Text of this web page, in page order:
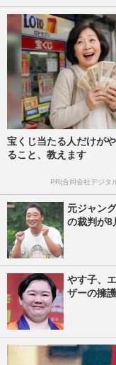
宝くじ当たる人だけが
ること、教えます
PR(合同会社デジタ
元ジャン
の裁判が8
やす子、
ザーの擁